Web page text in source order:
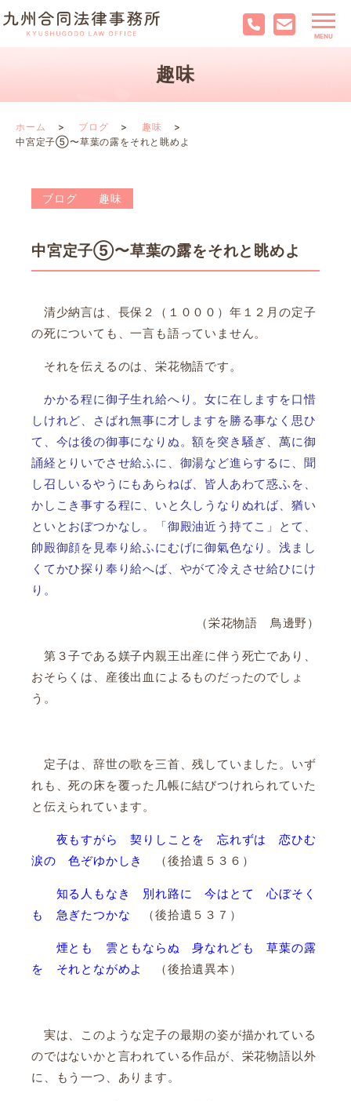
趣味
ホーム ブログ
趣味
中宮定子⑤〜草葉の露をそれと眺めよ
ブログ 趣味
中宮定子⑤〜草葉の露をそれと眺めよ
清少納言は、長保２（１０００）年１２月の定子
の死についても、一言も語っていません。
それを伝えるのは、栄花物語です。
かかる程に御子生れ給へり。女に在しますを口惜
しけれど、さばれ無事に才しますを勝る事なく思ひ
て、今は後の御事になりぬ。額を突き騒ぎ、萬に御
誦経とりいでさせ給ふに、御湯など進らするに、聞
し召しいるやうにもあらねば、皆人あわて惑ふを、
かしこき事する程に、いと久しうなりぬれば、猶い
といとおぼつかなし。「御殿油近う持てこ」とて、
帥殿御顔を見奉り給ふにむげに御氣色なり。浅まし
くてかひ探り奉り給へば、やがて冷えさせ給ひにけ
り。
（栄花物語 鳥邊野）
第３子である媄子内親王出産に伴う死亡であり、
おそらくは、産後出血によるものだったのでしょ
う。
定子は、辞世の歌を三首、残していました。いず
れも、死の床を覆った几帳に結びつけれられていた
と伝えられています。
夜もすがら 契りしことを 忘れずは 恋ひむ
涙の 色ぞゆかしき
（後拾遺５３６）
知る人もなき 別れ路に 今はとて 心ぼそく
も 急ぎたつかな （後拾遺５３７）
煙とも 雲ともならぬ 身なれども 草葉の露
を それとながめよ
（後拾遺異本）
実は、このような定子の最期の姿が描かれている
のではないかと言われている作品が、栄花物語以外
に、もう一つ、あります。